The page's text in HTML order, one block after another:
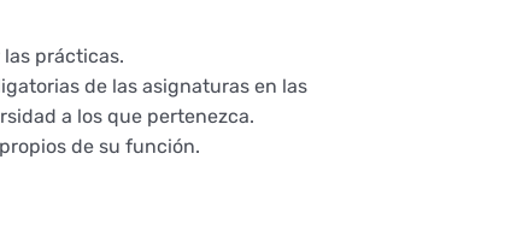
prácticas.
de las asignaturas en las
a los que pertenezca.
de su función.